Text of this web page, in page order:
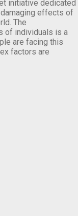
initiative dedicated
effects of
The
of individuals is a
are facing this
factors are